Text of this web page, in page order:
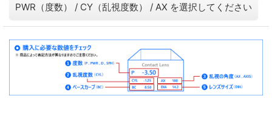
PWR（度数） / CY（乱視度数） / AX を選択してください